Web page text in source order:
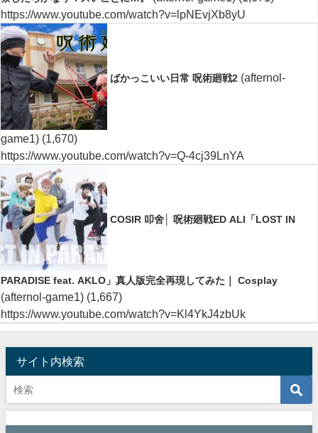
https://www.youtube.com/watch?v=lpNEvjXb8yU
ばかっこいい日常 呪術廻戦2 (afternol-
game1) (1,670)
https://www.youtube.com/watch?v=Q-4cj39LnYA
COSIR 叩舍│ 呪術廻戦ED ALI「LOST IN
PARADISE feat. AKLO」真人版完全再現してみた｜ Cosplay
(afternol-game1) (1,667)
https://www.youtube.com/watch?v=Kl4YkJ4zbUk
サイト内検索